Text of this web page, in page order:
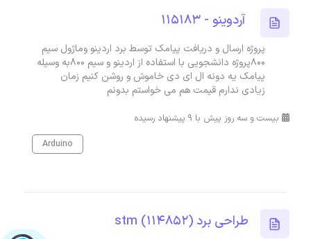
آردوینو - 115183
پروژه ارسال و دریافت پیامک توسط برد اردینو وماژول سیم
800پروژه دانشجویی با استفاده از اردینو و سیم 800به وسیله
پیامک یه دونه ال ای دی خاموش و روشن کنیم زمان
زیادی ندارم قیمت هم می خواستم بدونم
بیست و سه روز پیش با 9 پیشنهاد رسیده
Arduino
طراحی برد stm (114852)